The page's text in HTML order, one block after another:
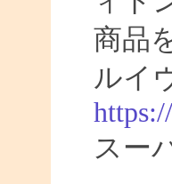
商品
ルイ
スー